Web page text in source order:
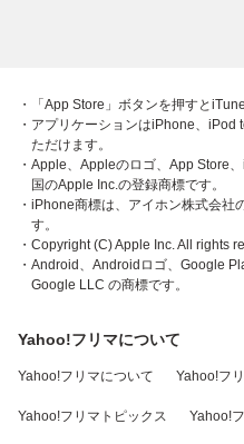
・「App Store」ボタンを押すと
・アプリケーションはiPhone、
ただけます。
・Apple、Appleのロゴ、App Store
国のApple Inc.の登録商標です。
・iPhone商標は、アイホン株式会社
す。
・Copyright (C) Apple Inc. All rights
・Android、Androidロゴ、Google
Google LLC の商標です。
Yahoo!フリマについて
Yahoo!フリマについて Yahoo!フ
Yahoo!フリマトピックス Yahoo!